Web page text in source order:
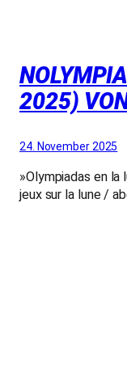
2025)
24. November 2025
»Olympiadas en
jeux sur la lune /